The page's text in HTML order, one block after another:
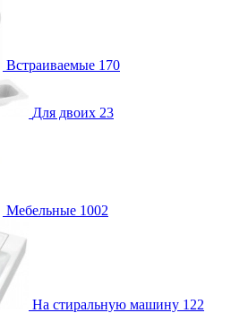
Встраиваемые 170
Для двоих 23
Мебельные 1002
На стиральную машину 122